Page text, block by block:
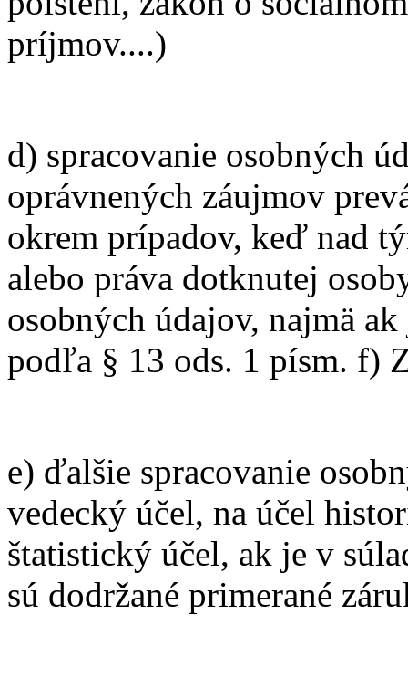
príjmov....)
d) spracovanie osobných
oprávnených záujmov
okrem prípadov, keď nad
alebo práva dotknutej
osobných údajov, najmä
podľa § 13 ods. 1 písm. f)
e) ďalšie spracovanie
vedecký účel, na účel
štatistický účel, ak je v
sú dodržané primerané